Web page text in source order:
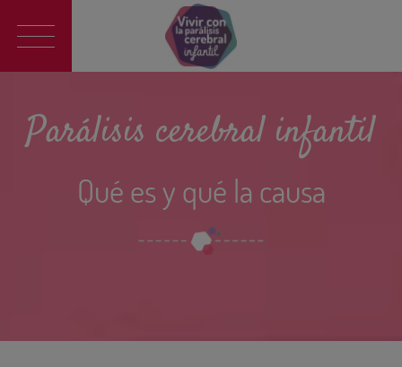
navigation
Parálisis cerebral infantil
Qué es y qué la causa